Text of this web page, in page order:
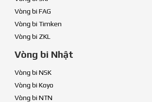
Vòng bi FAG
Vòng bi Timken
Vòng bi ZKL
Vòng bi Nhật
Vòng bi NSK
Vòng bi Koyo
Vòng bi NTN